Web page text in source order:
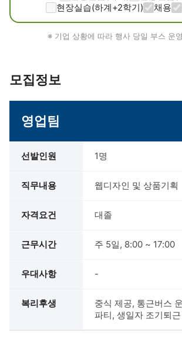
현장실습(하계+2학기)
채용
※ 기업 상황에 따라 행사 당일 부스 운
모집정보
영업팀
선발인원 1명
직무내용 웹디자인 및 상품기획
자격요건 대졸
근무시간 주 5일, 8:00 ~ 17:00
우대사항 -
복리후생
중식 제공, 통근버스
파티, 생일자 조기퇴근